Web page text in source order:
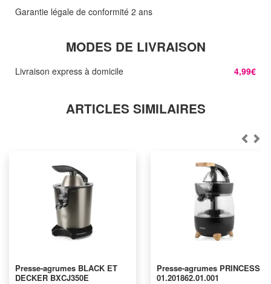
Garantie légale de conformité 2 ans
MODES DE LIVRAISON
Livraison express à domicile 4,99€
ARTICLES SIMILAIRES
Presse-agrumes BLACK ET
DECKER BXCJ350E
Presse-agrumes PRINCESS
01.201862.01.001